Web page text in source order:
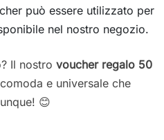
può essere utilizzato per
nel nostro negozio.
Il nostro voucher regalo 50
e universale che
😊